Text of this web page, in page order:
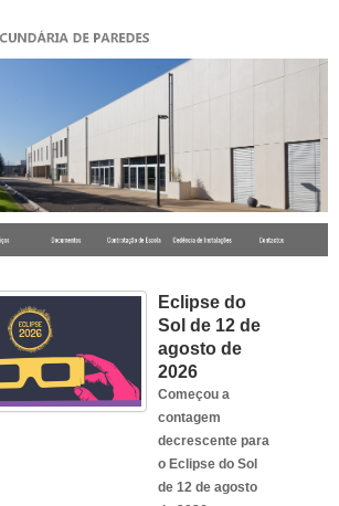
Eclipse do
Sol de 12 de
agosto de
2026
Começou a
contagem
decrescente para
o Eclipse do Sol
de 12 de agosto